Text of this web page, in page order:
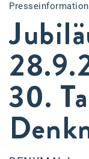
Accor
ALC
Anadi Bank
Arthur D. Little
Bake the Shape
BBDO Wien
30.